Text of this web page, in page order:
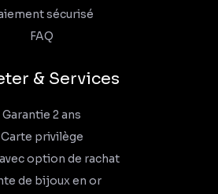
sécurisé
FAQ
& Services
Garantie 2 ans
Carte privilège
option de rachat
de bijoux en or